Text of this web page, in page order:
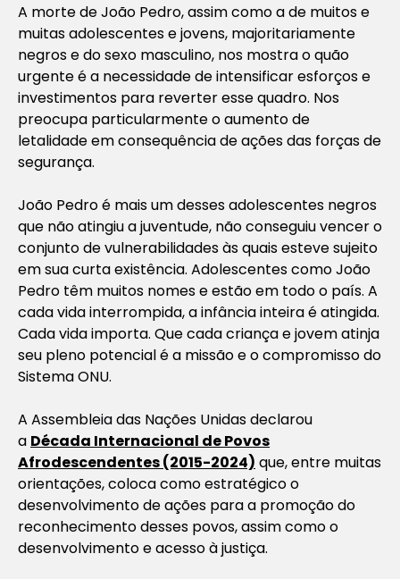
A morte de João Pedro, assim como a de muitos e
muitas adolescentes e jovens, majoritariamente
negros e do sexo masculino, nos mostra o quão
urgente é a necessidade de intensificar esforços e
investimentos para reverter esse quadro. Nos
preocupa particularmente o aumento de
letalidade em consequência de ações das forças de
segurança.
João Pedro é mais um desses adolescentes negros
que não atingiu a juventude, não conseguiu vencer o
conjunto de vulnerabilidades às quais esteve sujeito
em sua curta existência. Adolescentes como João
Pedro têm muitos nomes e estão em todo o país. A
cada vida interrompida, a infância inteira é atingida.
Cada vida importa. Que cada criança e jovem atinja
seu pleno potencial é a missão e o compromisso do
Sistema ONU.
A Assembleia das Nações Unidas declarou
a Década Internacional de Povos
Afrodescendentes (2015-2024) que, entre muitas
orientações, coloca como estratégico o
desenvolvimento de ações para a promoção do
reconhecimento desses povos, assim como o
desenvolvimento e acesso à justiça.